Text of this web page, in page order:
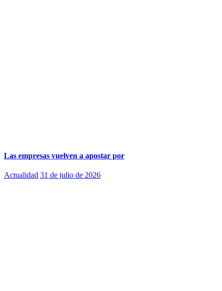
Las empresas vuelven a apostar por
Actualidad 31 de julio de 2026